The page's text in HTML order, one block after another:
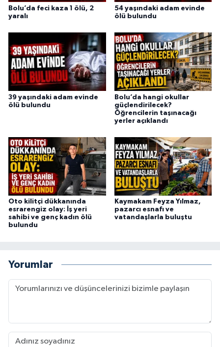
Bolu’da feci kaza 1 ölü, 2
yaralı
54 yaşındaki adam evinde
ölü bulundu
39 yaşındaki adam evinde
ölü bulundu
Bolu’da hangi okullar
güçlendirilecek?
Öğrencilerin taşınacağı
yerler açıklandı
Oto kilitçi dükkanında
esrarengiz olay: İş yeri
sahibi ve genç kadın ölü
bulundu
Kaymakam Feyza Yılmaz,
pazarcı esnafı ve
vatandaşlarla buluştu
Yorumlar